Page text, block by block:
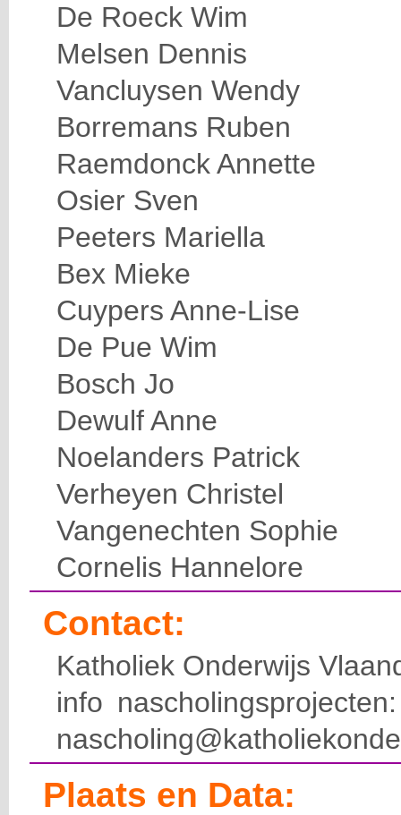
De Roeck Wim
Melsen Dennis
Vancluysen Wendy
Borremans Ruben
Raemdonck Annette
Osier Sven
Peeters Mariella
Bex Mieke
Cuypers Anne-Lise
De Pue Wim
Bosch Jo
Dewulf Anne
Noelanders Patrick
Verheyen Christel
Vangenechten Sophie
Cornelis Hannelore
Contact:
Katholiek Onderwijs
info
Plaats en Data: